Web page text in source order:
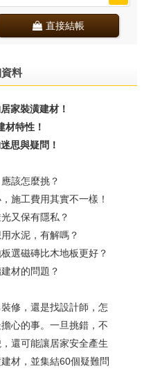
直接結帳
料
家裝潢建材！
材特性！
思與疑問！
該怎麼挑？
工費用其實不一樣！
又保有隱私？
水泥，有解嗎？
磁磚比木地板更好？
材的問題？
修，還是找設計師，怎
心的事。一旦挑錯，不
還可能讓居家安全產生
材，並集結60個疑難問